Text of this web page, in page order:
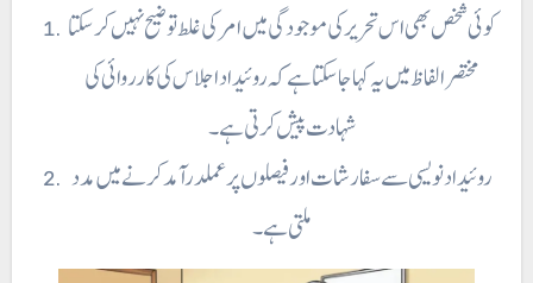
کوئی شخص بھی اس تحریر کی موجودگی میں امر کی غلط توضیح نہیں کر سکتا
مختصر الفاظ میں یہ کہا جاسکتا ہے کہ روئیداد اجلاس کی کارروائی کی
شہادت پیش کرتی ہے۔
روئیدادنویسی سے سفارشات اور فیصلوں پر عملدرآمد کرنے میں مدد
ملتی ہے۔